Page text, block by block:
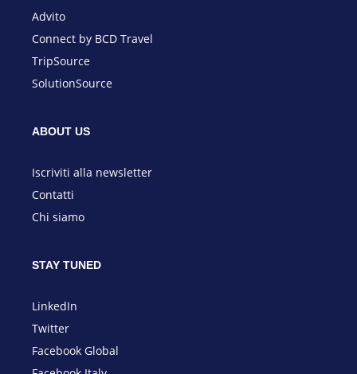
Advito
Connect by BCD Travel
TripSource
SolutionSource
ABOUT US
Iscriviti alla newsletter
Contatti
Chi siamo
STAY TUNED
LinkedIn
Twitter
Facebook Global